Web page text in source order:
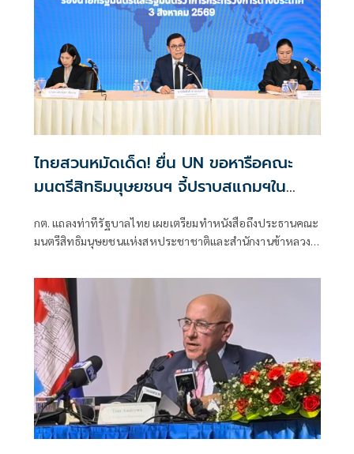
ไทยสวนหมัดเด็ด! ยื่น UN ขอหารือคณะ
มนตรีสิทธิมนุษยชนฯ จี้ปราบสแกมฯใน
กัมพูชา โต้ยิบรายงาน 'ทอม แอนดรูว์ส'
กต. แถลงท่าทีรัฐบาลไทย เผยเตรียมทำหนังสือถึงประธานคณะ
มนตรีสิทธิมนุษยชนแห่งสหประชาชาติและสำนักงานข้าหลวง
รายงานพิเศษพาดพิงประเทศไทย มีหลายประเด็นที่ไม่เห็นด้วย
ชี้กระทบความเป็นกลาง -เที่ยงธรรม “สีหศักดิ์”